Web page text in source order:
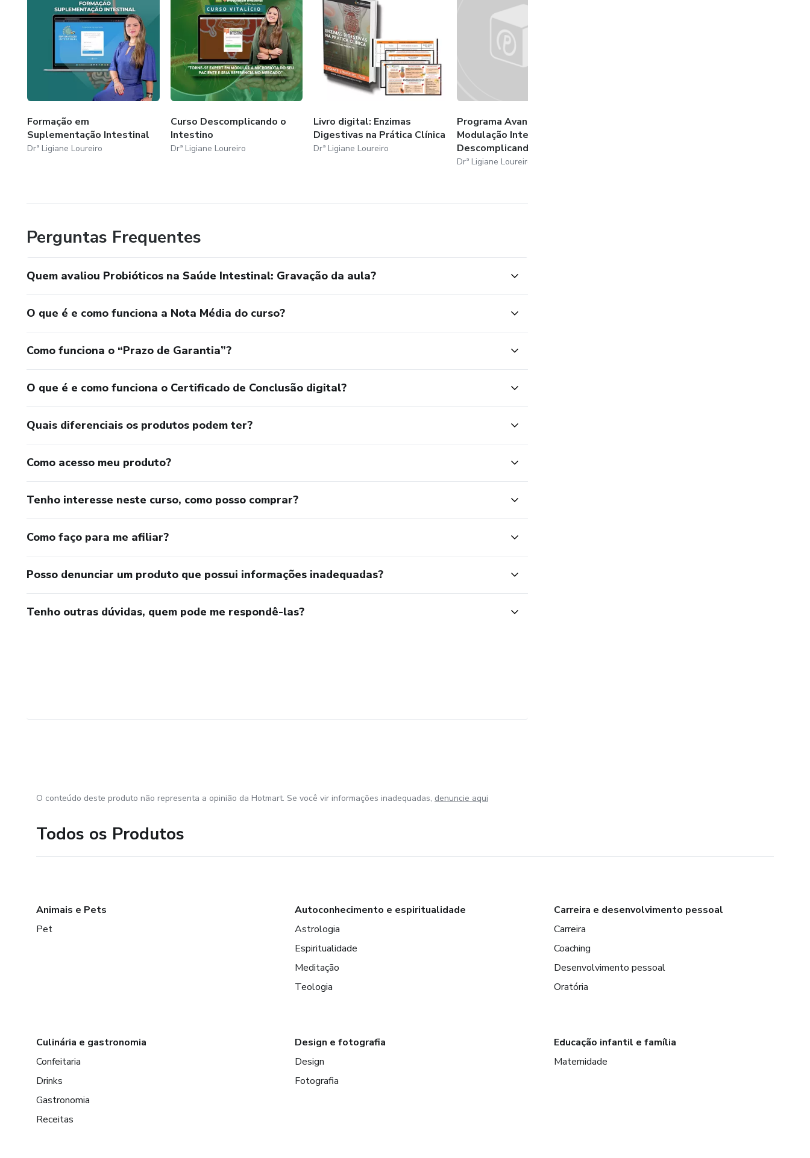
Formação em
Suplementação Intestinal
Drª Ligiane Loureiro
Curso Descomplicando o
Intestino
Drª Ligiane Loureiro
Livro digital: Enzimas
Digestivas na Prática Clínica
Drª Ligiane Loureiro
Programa Avançado em
Modulação Intestinal -
Descomplicando o...
Drª Ligiane Loureiro
Perguntas Frequentes
Quem avaliou Probióticos na Saúde Intestinal: Gravação da aula?
O que é e como funciona a Nota Média do curso?
Como funciona o “Prazo de Garantia”?
O que é e como funciona o Certificado de Conclusão digital?
Quais diferenciais os produtos podem ter?
Como acesso meu produto?
Tenho interesse neste curso, como posso comprar?
Como faço para me afiliar?
Posso denunciar um produto que possui informações inadequadas?
Tenho outras dúvidas, quem pode me respondê-las?
O conteúdo deste produto não representa a opinião da Hotmart. Se você vir informações inadequadas, denuncie aqui
Todos os Produtos
Animais e Pets
Pet
Autoconhecimento e espiritualidade
Astrologia
Espiritualidade
Meditação
Teologia
Carreira e desenvolvimento pessoal
Carreira
Coaching
Desenvolvimento pessoal
Oratória
Culinária e gastronomia
Confeitaria
Drinks
Gastronomia
Receitas
Design e fotografia
Design
Fotografia
Educação infantil e família
Maternidade